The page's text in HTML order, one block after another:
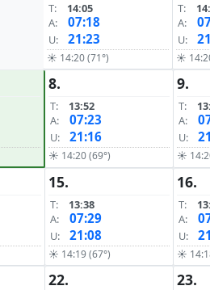
T:
14:05
A:
07:18
U: 21:23
☀ 14:20 (71°)
T:
A:
U:
☀
8.
T:
13:52
A:
07:23
U: 21:16
☀ 14:20 (69°)
9.
T:
A:
U:
☀
15.
T:
13:38
A:
07:29
U: 21:08
☀ 14:19 (67°)
16.
T:
A:
U:
☀
22. 23.